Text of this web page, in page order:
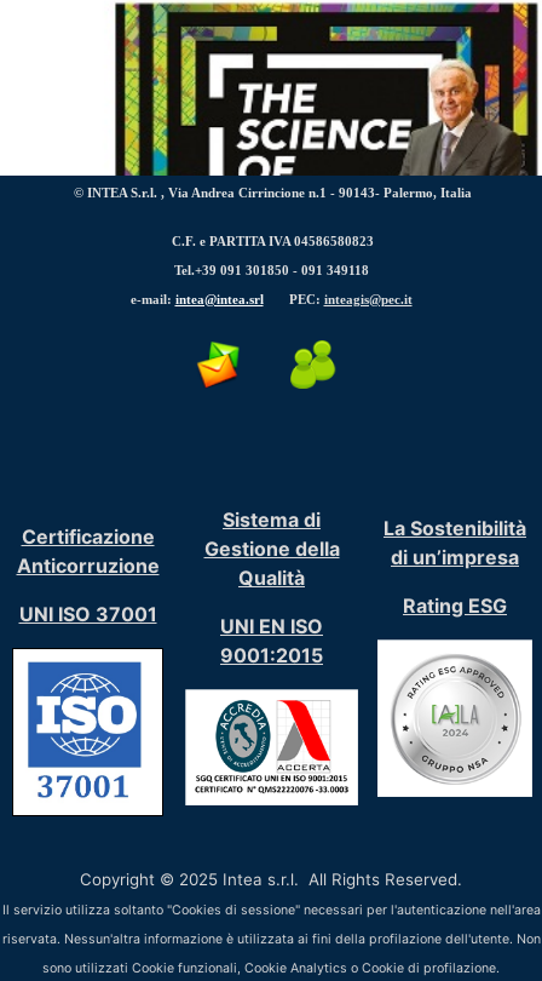
© INTEA S.r.l. , Via Andrea Cirrincione n.1 - 90143- Palermo, Italia
C.F. e PARTITA IVA 04586580823
Tel.+39 091 301850 - 091 349118
e-mail: intea@intea.srl PEC: inteagis@pec.it
Certificazione
Anticorruzione
UNI ISO 37001
Sistema di
Gestione della
Qualità
UNI EN ISO
9001:2015
La Sostenibilità
di un’impresa
Rating ESG
Copyright © 2025 Intea s.r.l. All Rights Reserved.
Il servizio utilizza soltanto "Cookies di sessione" necessari per l'autenticazione nell'area
riservata. Nessun'altra informazione è utilizzata ai fini della profilazione dell'utente. Non
sono utilizzati Cookie funzionali, Cookie Analytics o Cookie di profilazione.